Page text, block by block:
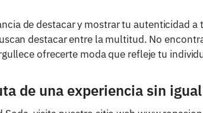
de destacar y mostrar tu autenticidad
destacar entre la multitud. No
ofrecerte moda que refleje tu
de una experiencia sin igual